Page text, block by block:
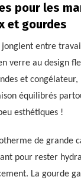
pour les
et gourdes
jonglent entre
verre au design
et
équilibrés
esthétiques !
de grande
pour rester
La gourde